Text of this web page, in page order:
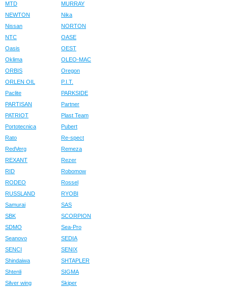
MTD
MURRAY
NEWTON
Nika
Nissan
NORTON
NTC
OASE
Oasis
OEST
Oklima
OLEO-MAC
ORBIS
Oregon
ORLEN OIL
P.I.T.
Paclite
PARKSIDE
PARTISAN
Partner
PATRIOT
Plast Team
Portotecnica
Pubert
Rato
Re-spect
RedVerg
Remeza
REXANT
Rezer
RID
Robomow
RODEO
Rossel
RUSSLAND
RYOBI
Samurai
SAS
SBK
SCORPION
SDMO
Sea-Pro
Seanovo
SEDIA
SENCI
SENIX
Shindaiwa
SHTAPLER
Shtenli
SIGMA
Silver wing
Skiper